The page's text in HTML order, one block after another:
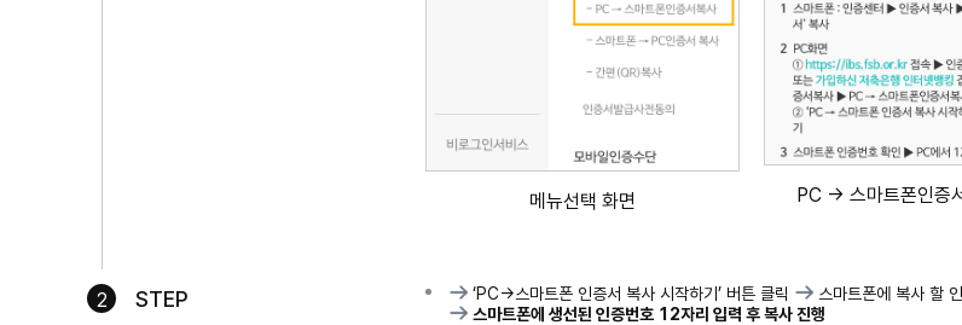
메뉴선택 화면 PC -> 스마트폰인증
2 STEP ‘PC→스마트폰 인증서 복사 시작하기’ 버튼 클릭
스마트폰에 복사 할
스마트폰에 생선된 인증번호 12자리 입력 후 복사 진행